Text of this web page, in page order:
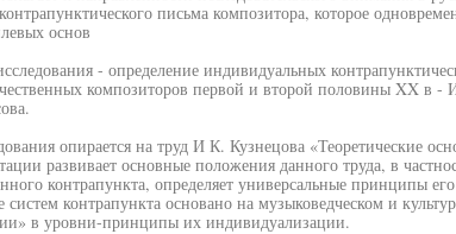
письма композитора, которое
основ
- определение индивидуальных
композиторов первой и второй половины XX в -
опирается на труд И К. Кузнецова «Теоретические
развивает основные положения данного труда, в
контрапункта, определяет универсальные принципы
контрапункта основано на музыковедческом и
в уровни-принципы их индивидуализации.